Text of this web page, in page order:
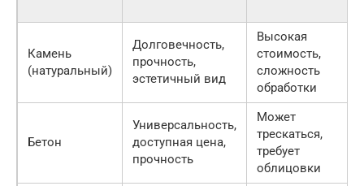
Камень
(натуральный)
Долговечность,
прочность,
эстетичный вид
Высокая
стоимость,
сложность
обработки
Бетон
Универсальность,
доступная цена,
прочность
Может
трескаться,
требует
облицовки